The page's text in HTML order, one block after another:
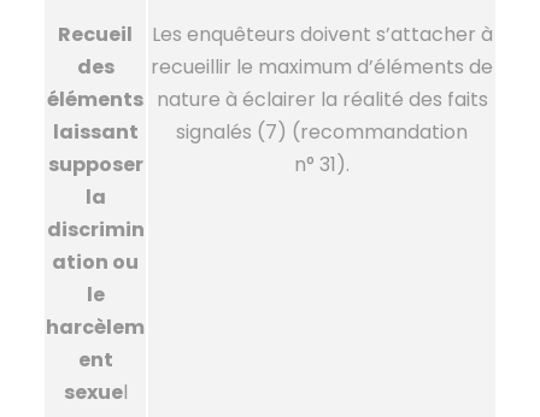
Recueil
des
éléments
laissant
supposer
la
discrimin
ation ou
le
harcèlem
ent
sexuel
Les enquêteurs doivent s’attacher à
recueillir le maximum d’éléments de
nature à éclairer la réalité des faits
signalés (7) (recommandation
n° 31).